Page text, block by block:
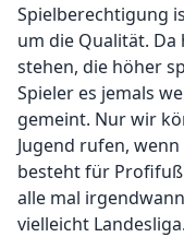
Spielberechtigung
um die Qualität.
stehen, die höher
Spieler es jemals
gemeint. Nur wir
Jugend rufen,
besteht für
alle mal
vielleicht Landesliga.